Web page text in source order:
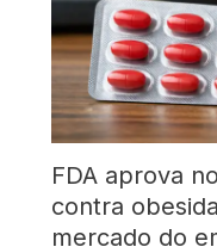
FDA aprova
contra
mercado do